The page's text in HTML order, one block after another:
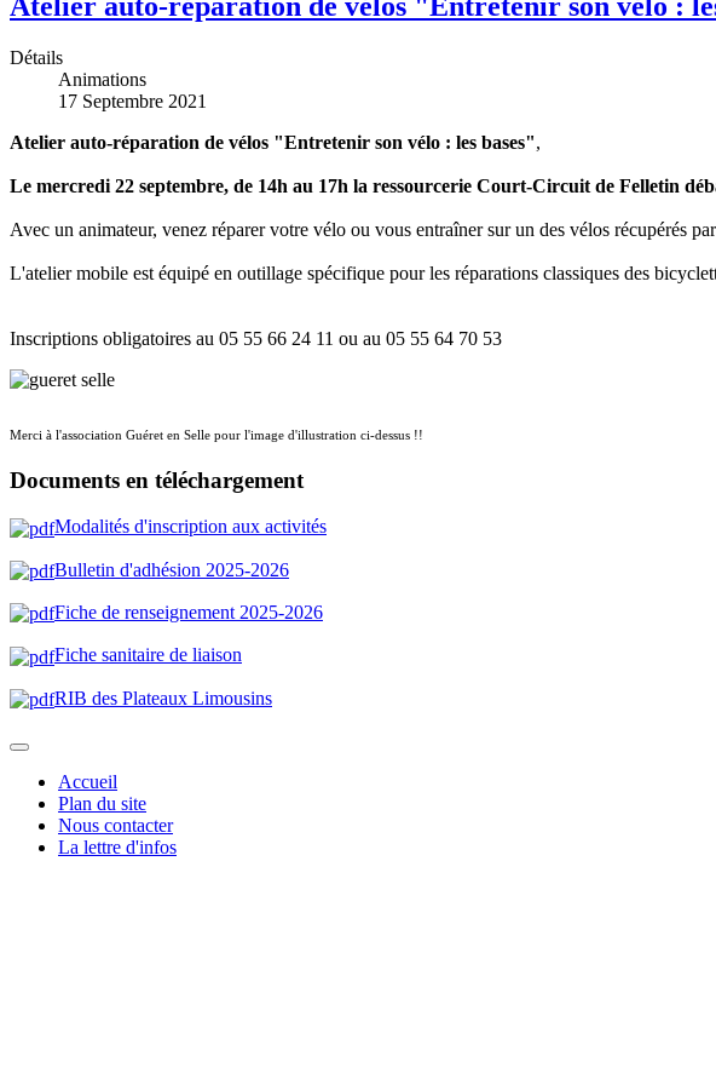
Détails
Animations
17 Septembre 2021
Atelier auto-réparation de vélos "Entretenir son vélo : les bases",
Le mercredi 22 septembre, de 14h au 17h la ressourcerie Court-Circuit de Felletin
Avec un animateur, venez réparer votre vélo ou vous entraîner sur un des vélos récupérés
L'atelier mobile est équipé en outillage spécifique pour les réparations classiques des
Inscriptions obligatoires au 05 55 66 24 11 ou au 05 55 64 70 53
Merci à l'association Guéret en Selle pour l'image d'illustration ci-dessus !!
Documents en téléchargement
Modalités d'inscription aux activités
Bulletin d'adhésion 2025-2026
Fiche de renseignement 2025-2026
Fiche sanitaire de liaison
RIB des Plateaux Limousins
Accueil
Plan du site
Nous contacter
La lettre d'infos